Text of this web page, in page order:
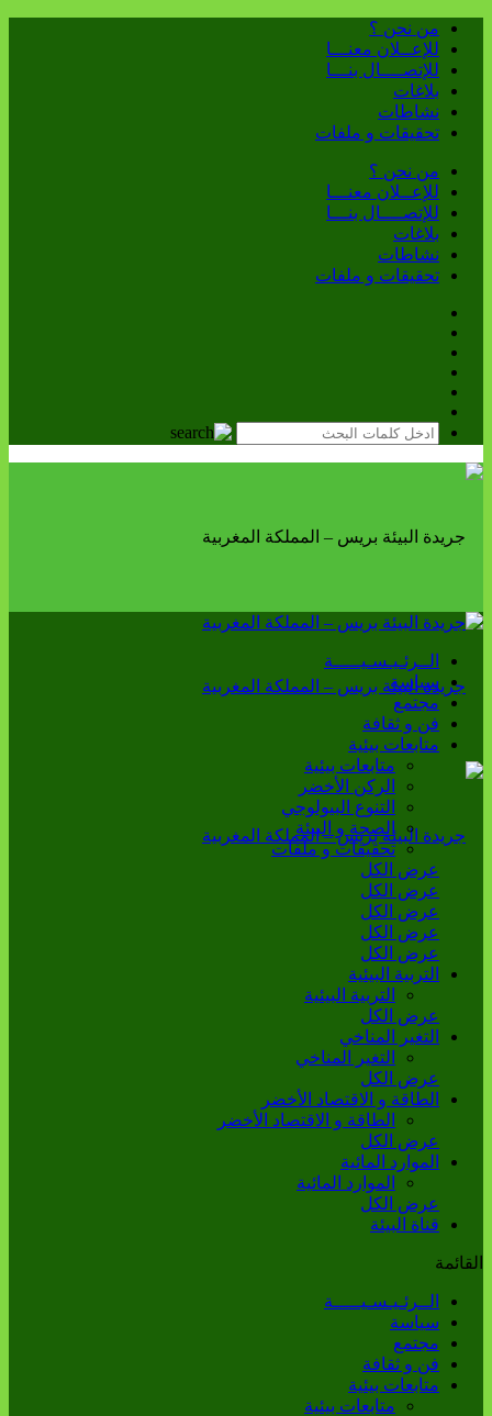
من نحن ؟
للإعــلان معنـــا
للإتصــــال بنـــا
بلاغات
نشاطات
تحقيقات و ملفات
من نحن ؟
للإعــلان معنـــا
للإتصــــال بنـــا
بلاغات
نشاطات
تحقيقات و ملفات
الــرئـيـسـيـــــة
سياسة
مجتمع
فن و ثقافة
متابعات بيئية
متابعات بيئية
الركن الأخضر
التنوع البيولوجي
الصحة و البيئة
تحقيقات و ملفات
عرض الكل
عرض الكل
عرض الكل
عرض الكل
عرض الكل
التربية البيئية
التربية البيئية
عرض الكل
التغير المناخي
التغير المناخي
عرض الكل
الطاقة و الاقتصاد الأخضر
الطاقة و الاقتصاد الأخضر
عرض الكل
الموارد المائية
الموارد المائية
عرض الكل
قناة البيئة
القائمة
الــرئـيـسـيـــــة
سياسة
مجتمع
فن و ثقافة
متابعات بيئية
متابعات بيئية